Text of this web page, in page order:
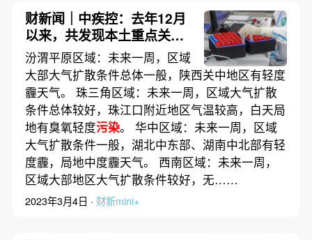
财新闻｜中疾控：去年12月
以来，共发现本土重点关注
变异株30例
汾渭平原区域：未来一周，区域
大部大气扩散条件总体一般，陕西关中地区有轻度
霾天气。 珠三角区域：未来一周，区域大气扩散
条件总体较好，珠江口附近地区气温较高，白天局
地有臭氧轻度污染。 华中区域：未来一周，区域
大气扩散条件一般，湖北中东部、湖南中北部有轻
度霾，局地中度霾天气。 西南区域：未来一周，
区域大部地区大气扩散条件较好，无……
2023年3月4日 · 财新mini+